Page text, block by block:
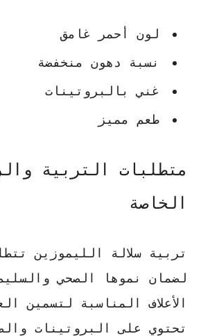
لون أحمر غامق
نسبة دهون منخفضة
غني بالبروتينات
طعم مميز
متطلبات التربية
الخاصة
تربية سلالة الليموزين
لضمان نموها الصحي
الأعلاف المناسبة لتسمين
تحتوي على البروتينات